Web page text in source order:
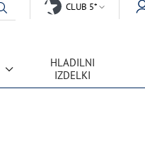
CLUB 5*
HLADILNI
IZDELKI